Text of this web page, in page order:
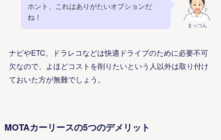
まっつん
ホント、これはありがたいオプションだ
ね！
ナビやETC、ドラレコなどは快適ドライブのために必要不可
欠なので、よほどコストを削りたいという人以外は取り付け
ておいた方が無難でしょう。
MOTAカーリースの5つのデメリット